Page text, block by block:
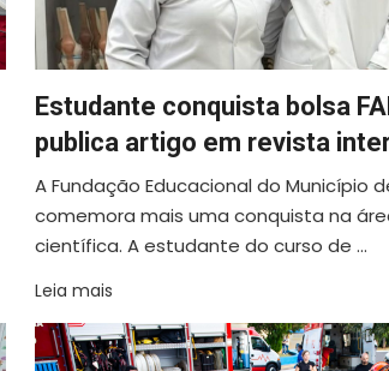
Estudante conquista bolsa
publica artigo em revista
A Fundação Educacional do Município
comemora mais uma conquista na
científica. A estudante do curso de ...
Leia mais